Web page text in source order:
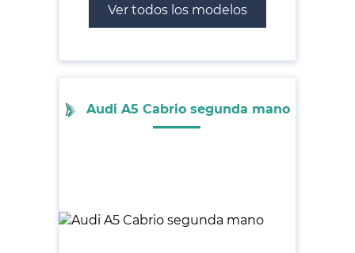
Ver todos los modelos
Audi A5 Cabrio segunda mano